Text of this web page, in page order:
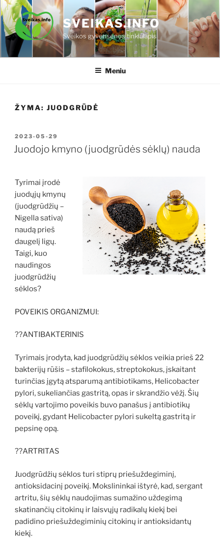
Eiti
prie
turinio
SVEIKAS.INFO
Sveikos gyvensenos tinklalapis
Meniu
ŽYMA: JUODGRŪDĖ
PASKELBTA
2023-05-29
Juodojo kmyno (juodgrūdės sėklų) nauda
Tyrimai įrodė
juodųjų kmynų
(juodgrūdžių –
Nigella sativa)
naudą prieš
daugelį ligų.
Taigi, kuo
naudingos
juodgrūdžių
sėklos?
POVEIKIS ORGANIZMUI:
??ANTIBAKTERINIS
Tyrimais įrodyta, kad juodgrūdžių sėklos veikia prieš 22
bakterijų rūšis – stafilokokus, streptokokus, įskaitant
turinčias įgytą atsparumą antibiotikams, Helicobacter
pylori, sukeliančias gastritą, opas ir skrandžio vėžį. Šių
sėklų vartojimo poveikis buvo panašus į antibiotikų
poveikį, gydant Helicobacter pylori sukeltą gastritą ir
pepsinę opą.
??ARTRITAS
Juodgrūdžių sėklos turi stiprų priešuždegiminį,
antioksidacinį poveikį. Mokslininkai ištyrė, kad, sergant
artritu, šių sėklų naudojimas sumažino uždegimą
skatinančių citokinų ir laisvųjų radikalų kiekį bei
padidino priešuždegiminių citokinų ir antioksidantų
kiekį.